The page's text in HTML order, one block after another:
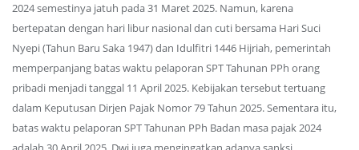
2024 semestinya jatuh pada 31 Maret 2025. Namun, karena
bertepatan dengan hari libur nasional dan cuti bersama Hari Suci
Nyepi (Tahun Baru Saka 1947) dan Idulfitri 1446 Hijriah, pemerintah
memperpanjang batas waktu pelaporan SPT Tahunan PPh orang
pribadi menjadi tanggal 11 April 2025. Kebijakan tersebut tertuang
dalam Keputusan Dirjen Pajak Nomor 79 Tahun 2025. Sementara itu,
batas waktu pelaporan SPT Tahunan PPh Badan masa pajak 2024